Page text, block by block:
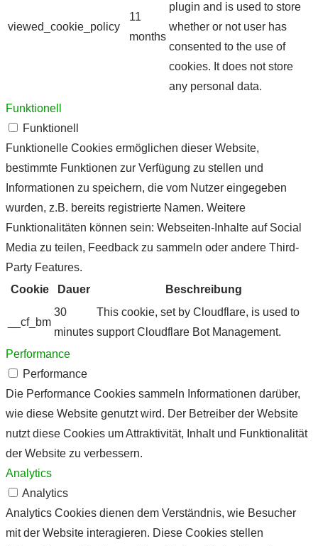
viewed_cookie_policy
11
months
plugin and is used to store
whether or not user has
consented to the use of
cookies. It does not store
any personal data.
Funktionell
Funktionell
Funktionelle Cookies ermöglichen dieser Website,
bestimmte Funktionen zur Verfügung zu stellen und
Informationen zu speichern, die vom Nutzer eingegeben
wurden, z.B. bereits registrierte Namen. Weitere
Funktionalitäten können sein: Webseiten-Inhalte auf Social
Media zu teilen, Feedback zu sammeln oder andere Third-
Party Features.
Cookie
Dauer Beschreibung
__cf_bm
30
minutes
This cookie, set by Cloudflare, is used to
support Cloudflare Bot Management.
Performance
Performance
Die Performance Cookies sammeln Informationen darüber,
wie diese Website genutzt wird. Der Betreiber der Website
nutzt diese Cookies um Attraktivität, Inhalt und Funktionalität
der Website zu verbessern.
Analytics
Analytics
Analytics Cookies dienen dem Verständnis, wie Besucher
mit der Website interagieren. Diese Cookies stellen